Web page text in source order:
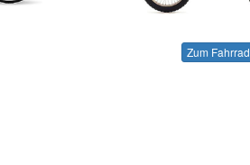
Zum Fahrrad